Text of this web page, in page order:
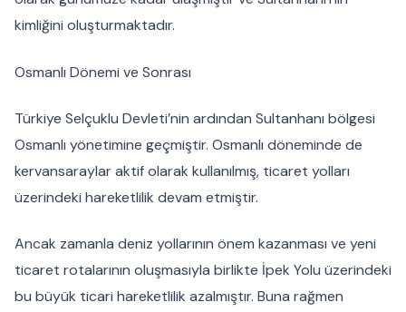
kimliğini oluşturmaktadır.
Osmanlı Dönemi ve Sonrası
Türkiye Selçuklu Devleti’nin ardından Sultanhanı bölgesi
Osmanlı yönetimine geçmiştir. Osmanlı döneminde de
kervansaraylar aktif olarak kullanılmış, ticaret yolları
üzerindeki hareketlilik devam etmiştir.
Ancak zamanla deniz yollarının önem kazanması ve yeni
ticaret rotalarının oluşmasıyla birlikte İpek Yolu üzerindeki
bu büyük ticari hareketlilik azalmıştır. Buna rağmen